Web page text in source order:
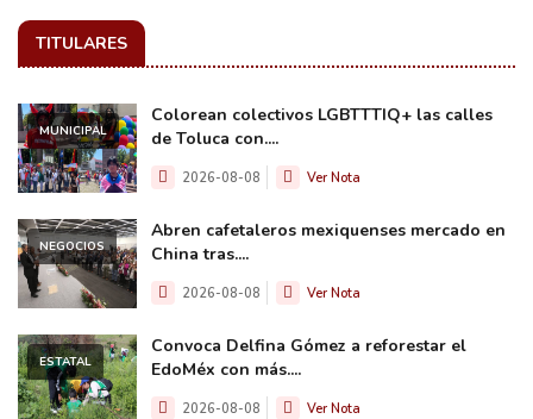
TITULARES
MUNICIPAL
Colorean colectivos LGBTTTIQ+ las calles
de Toluca con....
2026-08-08 Ver Nota
NEGOCIOS
Abren cafetaleros mexiquenses mercado en
China tras....
2026-08-08 Ver Nota
ESTATAL
Convoca Delfina Gómez a reforestar el
EdoMéx con más....
2026-08-08 Ver Nota